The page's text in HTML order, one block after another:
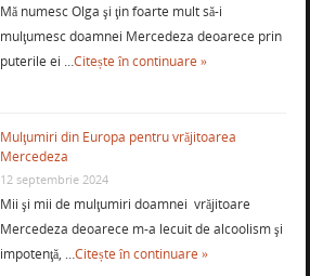
Mă numesc Olga şi ţin foarte mult să-i
mulţumesc doamnei Mercedeza deoarece prin
puterile ei …Citește în continuare »
Mulţumiri din Europa pentru vrăjitoarea
Mercedeza
12 septembrie 2024
Mii şi mii de mulţumiri doamnei vrăjitoare
Mercedeza deoarece m-a lecuit de alcoolism şi
impotenţă, …Citește în continuare »